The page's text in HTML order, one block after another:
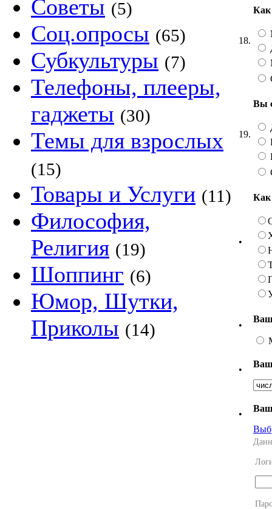
Советы (5)
Соц.опросы (65)
Субкультуры (7)
Телефоны, плееры,
гаджеты (30)
Темы для взрослых
(15)
Товары и Услуги (11)
Философия,
Религия (19)
Шоппинг (6)
Юмор, Шутки,
Приколы (14)
18.
Как
19.
Вы
•
Как
•
•
Ваш
•